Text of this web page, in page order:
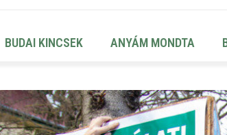
BUDAI KINCSEK ANYÁM MONDTA